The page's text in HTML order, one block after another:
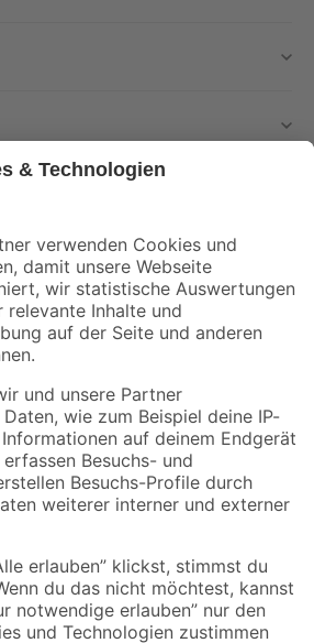
und Aktionen mehr verpassen!
Versandarten